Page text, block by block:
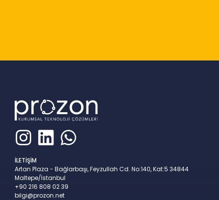
İLETİŞİM
Artan Plaza - Bağlarbaşı, Feyzullah Cd. No:140, Kat:5 34844
Maltepe/İstanbul
+90 216 808 02 39
bilgi@prozon.net